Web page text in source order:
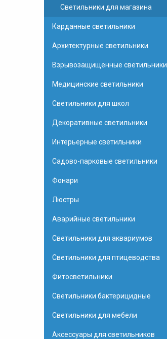
Светильники для магазина
Карданные светильники
Архитектурные светильники
Взрывозащищенные светильники
Медицинские светильники
Светильники для школ
Декоративные светильники
Интерьерные светильники
Садово-парковые светильники
Фонари
Люстры
Аварийные светильники
Светильники для аквариумов
Светильники для птицеводства
Фитосветильники
Светильники бактерицидные
Светильники для мебели
Аксессуары для светильников